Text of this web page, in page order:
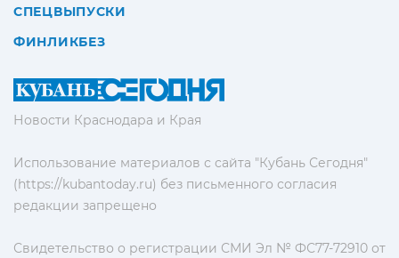
Новости Краснодара и Края
Использование материалов с сайта "Кубань Сегодня"
(https://kubantoday.ru) без письменного согласия
редакции запрещено
Свидетельство о регистрации СМИ Эл № ФС77-72910 от
СПЕЦВЫПУСКИ
ФИНЛИКБЕЗ